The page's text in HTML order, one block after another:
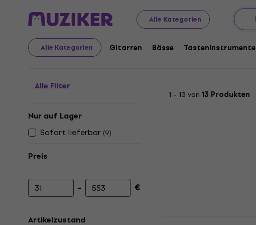
Alle Kategorien
Alle Kategorien Gitarren Bässe Tasteninstrumente
Musikinstrumente Mikrofone Messmikrofone
Messmikrofone
Alle Filter
Nur auf Lager
Sofort lieferbar (9)
Preis
Mindestpreis
- Höchstpreis €
Artikelzustand
1 - 13 von 13 Produkten